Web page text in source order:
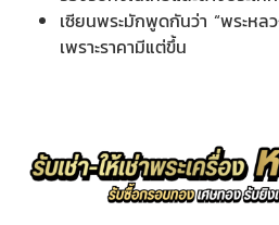
เซียนพระมักพูดกันว่า “พระหล
เพราะราคามีแต่ขึ้น